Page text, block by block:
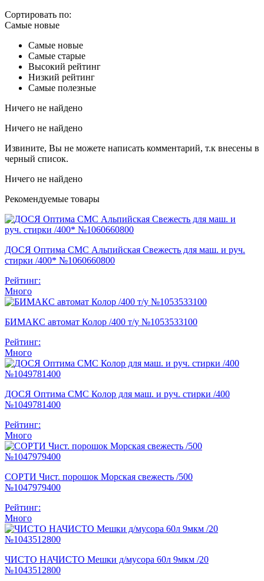
Сортировать по:
Самые новые
Самые новые
Самые старые
Высокий рейтинг
Низкий рейтинг
Самые полезные
Ничего не найдено
Ничего не найдено
Извините, Вы не можете написать комментарий, т.к внесены в
черный список.
Ничего не найдено
Рекомендуемые товары
ДОСЯ Оптима СМС Альпийская Свежесть для маш. и руч.
стирки /400* №1060660800
Рейтинг:
Много
БИМАКС автомат Колор /400 т/у №1053533100
Рейтинг:
Много
ДОСЯ Оптима СМС Колор для маш. и руч. стирки /400
№1049781400
Рейтинг:
Много
СОРТИ Чист. порошок Морская свежесть /500
№1047979400
Рейтинг:
Много
ЧИСТО НАЧИСТО Мешки д/мусора 60л 9мкм /20
№1043512800